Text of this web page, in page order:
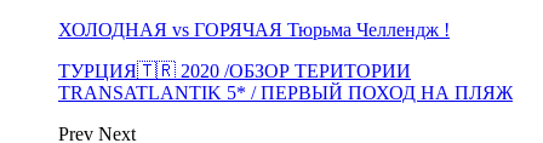
ХОЛОДНАЯ vs ГОРЯЧАЯ Тюрьма Челлендж !
ТУРЦИЯ🇹🇷 2020 /ОБЗОР ТЕРИТОРИИ
TRANSATLANTIK 5* / ПЕРВЫЙ ПОХОД НА ПЛЯЖ
Prev Next